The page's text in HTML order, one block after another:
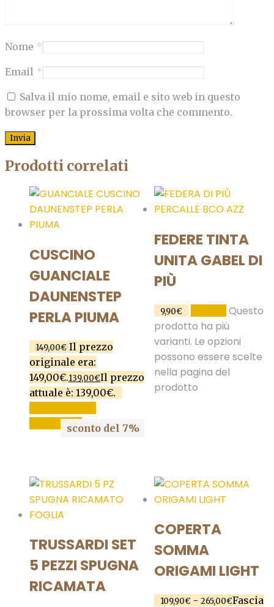
Nome *
Email *
Salva il mio nome, email e sito web in questo
browser per la prossima volta che commento.
Prodotti correlati
CUSCINO
GUANCIALE
DAUNENSTEP
PERLA PIUMA
149,00€ Il prezzo
originale era:
149,00€.139,00€Il prezzo
attuale è: 139,00€.
CARRELLOsconto del 7%
FEDERE TINTA
UNITA GABEL DI
PIÙ
9,90€
Questo
prodotto ha più
varianti. Le opzioni
possono essere scelte
nella pagina del
prodotto
TRUSSARDI SET
5 PEZZI SPUGNA
RICAMATA
COPERTA
SOMMA
ORIGAMI LIGHT
109,90€ - 265,00€Fascia